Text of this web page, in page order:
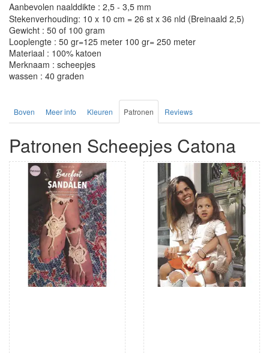
Aanbevolen naalddikte : 2,5 - 3,5 mm
Stekenverhouding: 10 x 10 cm = 26 st x 36 nld (Breinaald 2,5)
Gewicht : 50 of 100 gram
Looplengte : 50 gr=125 meter 100 gr= 250 meter
Materiaal : 100% katoen
Merknaam : scheepjes
wassen : 40 graden
Boven Meer info Kleuren Patronen Reviews
Patronen Scheepjes Catona